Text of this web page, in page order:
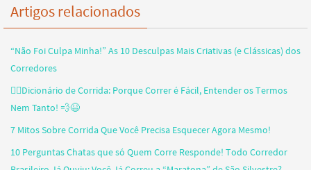
Artigos relacionados
“Não Foi Culpa Minha!” As 10 Desculpas Mais Criativas (e Clássicas) dos
Corredores
🏃‍♂️Dicionário de Corrida: Porque Correr é Fácil, Entender os Termos
Nem Tanto! 💨😆
7 Mitos Sobre Corrida Que Você Precisa Esquecer Agora Mesmo!
10 Perguntas Chatas que só Quem Corre Responde! Todo Corredor